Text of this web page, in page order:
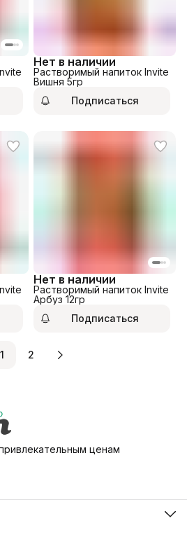
Нет в наличии
Растворимый напиток Invite
Вишня 5гр
Подписаться
Нет в наличии
Растворимый напиток Invite
Арбуз 12гр
Подписаться
1 2
ценам